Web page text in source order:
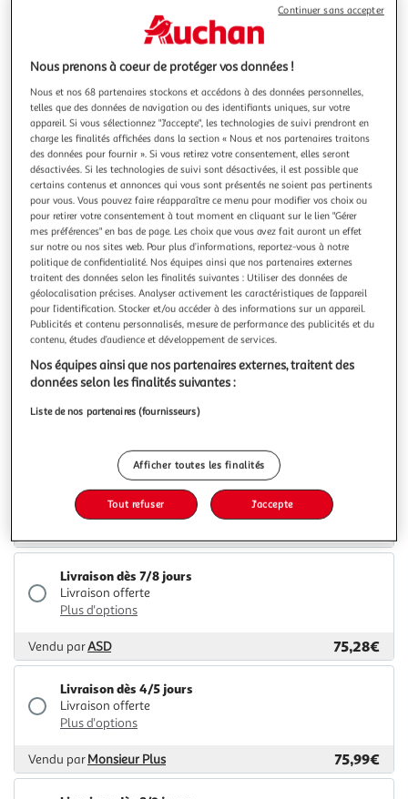
précédente
EZVIZ
Caméra de surveillance wifi exterieure motorisée h8c
poe 2k
La durée de garantie est de 2 ans. Caractéristiques
générales : Produit Caméra de surveillance Nombre de
caméra 1 Mode d'installation Sans fil Caméra Extérieure
Utilisation Connectée Offre Système de stockage
Technologie utilisée Wi-Fi Technologie de contrôle des
objets
En savoir +
Vendu parBoulanger
Livr. ou retrait dès 3/4 jours
Livraison et retrait offerts
Plus d'options
Vendu parBoulanger 59,99€
Livraison dès 7/8 jours
4,99€
Plus d'options
Multishop
Livraison dès 6/7 jours
Livraison offerte
Plus d'options
Livraison dès 7/8 jours
Livraison offerte
Plus d'options
Vendu parASD 75,28€
Livraison dès 4/5 jours
Livraison offerte
Plus d'options
Vendu parMonsieur Plus 75,99€
Nous prenons à coeur de protéger vos données !
Nous et nos 68 partenaires stockons et accédons à des données personnelles,
telles que des données de navigation ou des identifiants uniques, sur votre
appareil. Si vous sélectionnez "J'accepte", les technologies de suivi prendront en
charge les finalités affichées dans la section « Nous et nos partenaires traitons
des données pour fournir ». Si vous retirez votre consentement, elles seront
désactivées. Si les technologies de suivi sont désactivées, il est possible que
certains contenus et annonces qui vous sont présentés ne soient pas pertinents
pour vous. Vous pouvez faire réapparaître ce menu pour modifier vos choix ou
pour retirer votre consentement à tout moment en cliquant sur le lien "Gérer
mes préférences" en bas de page. Les choix que vous avez fait auront un effet
sur notre ou nos sites web. Pour plus d’informations, reportez-vous à notre
politique de confidentialité. Nos équipes ainsi que nos partenaires externes
traitent des données selon les finalités suivantes : Utiliser des données de
géolocalisation précises. Analyser activement les caractéristiques de l’appareil
pour l’identification. Stocker et/ou accéder à des informations sur un appareil.
Publicités et contenu personnalisés, mesure de performance des publicités et du
contenu, études d’audience et développement de services.
Nos équipes ainsi que nos partenaires externes, traitent des
données selon les finalités suivantes :
Liste de nos partenaires (fournisseurs)
Afficher toutes les finalités
Tout refuser J'accepte
Continuer sans accepter